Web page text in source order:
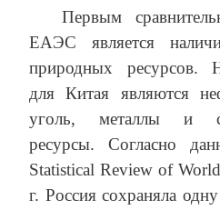
Первым
ЕАЭС является
природных ресурсов.
для Китая являются
уголь, металлы и
ресурсы. Согласно
Statistical Review of
г. Россия сохраняла